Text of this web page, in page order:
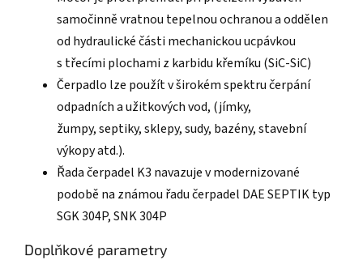
samočinně vratnou tepelnou ochranou a oddělen
od hydraulické části mechanickou ucpávkou
s třecími plochami z karbidu křemíku (SiC-SiC)
Čerpadlo lze použít v širokém spektru čerpání
odpadních a užitkových vod, (jímky,
žumpy, septiky, sklepy, sudy, bazény, stavební
výkopy atd.).
Řada čerpadel K3 navazuje v modernizované
podobě na známou řadu čerpadel DAE SEPTIK typ
SGK 304P, SNK 304P
Doplňkové parametry